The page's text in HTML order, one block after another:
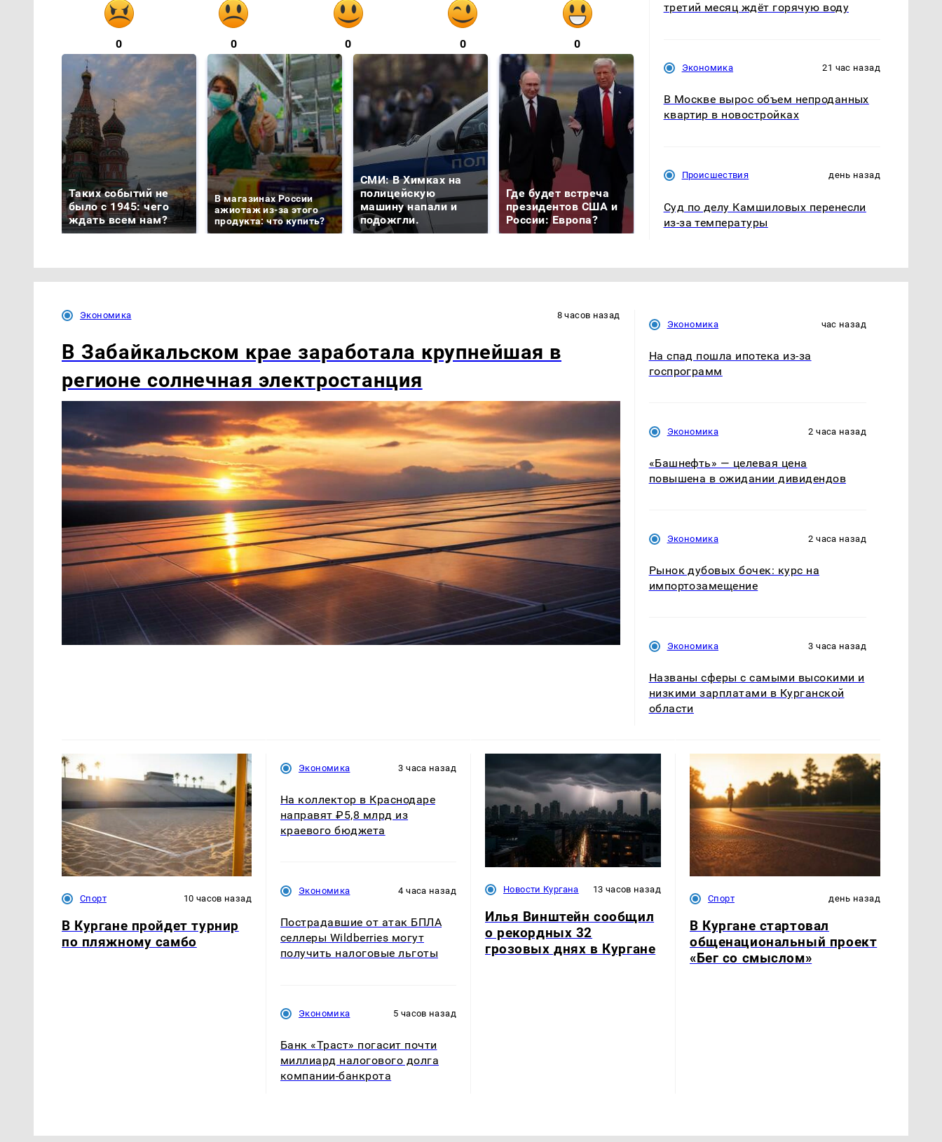
0 0 0 0 0
Таких событий не
было с 1945: чего
ждать всем нам?
В магазинах России
ажиотаж из-за этого
продукта: что купить?
СМИ: В Химках на
полицейскую
машину напали и
подожгли.
Где будет встреча
президентов США и
России: Европа?
никто не ждал: как
так?!
крушение вертолета на
третий месяц ждёт горячую воду
Экономика 21 час назад
В Москве вырос объем непроданных
квартир в новостройках
Происшествия день назад
Суд по делу Камшиловых перенесли
из-за температуры
Экономика 8 часов назад
В Забайкальском крае заработала крупнейшая в
регионе солнечная электростанция
Экономика час назад
На спад пошла ипотека из-за
госпрограмм
Экономика 2 часа назад
«Башнефть» — целевая цена
повышена в ожидании дивидендов
Экономика 2 часа назад
Рынок дубовых бочек: курс на
импортозамещение
Экономика 3 часа назад
Названы сферы с самыми высокими и
низкими зарплатами в Курганской
области
Спорт 10 часов назад
В Кургане пройдет турнир
по пляжному самбо
Экономика 3 часа назад
На коллектор в Краснодаре
направят ₽5,8 млрд из
краевого бюджета
Экономика 4 часа назад
Пострадавшие от атак БПЛА
селлеры Wildberries могут
получить налоговые льготы
Экономика 5 часов назад
Банк «Траст» погасит почти
миллиард налогового долга
компании-банкрота
Новости Кургана 13 часов назад
Илья Винштейн сообщил
о рекордных 32
грозовых днях в Кургане
Спорт день назад
В Кургане стартовал
общенациональный проект
«Бег со смыслом»